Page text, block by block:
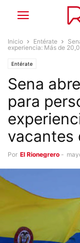
Inicio Entérate
experiencia: Más de
Entérate
Sena
para
vacantes
Por El Rionegrero -